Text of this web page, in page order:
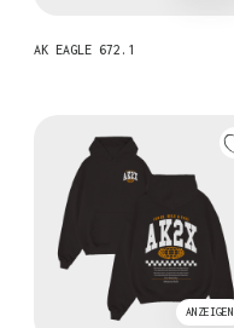
AK EAGLE 672.1
ANZEIGEN